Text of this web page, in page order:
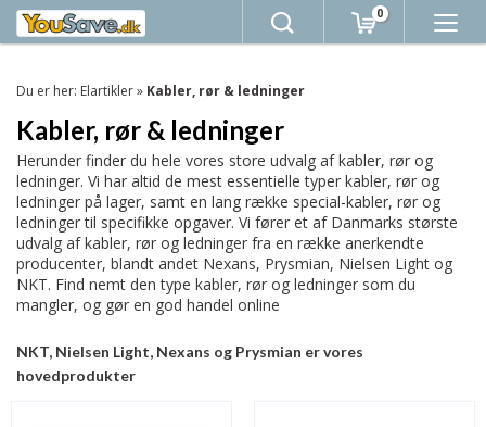
0
Du er her: Elartikler» Kabler, rør & ledninger
Kabler, rør & ledninger
Herunder finder du hele vores store udvalg af kabler, rør og
ledninger. Vi har altid de mest essentielle typer kabler, rør og
ledninger på lager, samt en lang række special-kabler, rør og
ledninger til specifikke opgaver. Vi fører et af Danmarks største
udvalg af kabler, rør og ledninger fra en række anerkendte
producenter, blandt andet Nexans, Prysmian, Nielsen Light og
NKT. Find nemt den type kabler, rør og ledninger som du
mangler, og gør en god handel online
NKT, Nielsen Light, Nexans og Prysmian er vores
hovedprodukter